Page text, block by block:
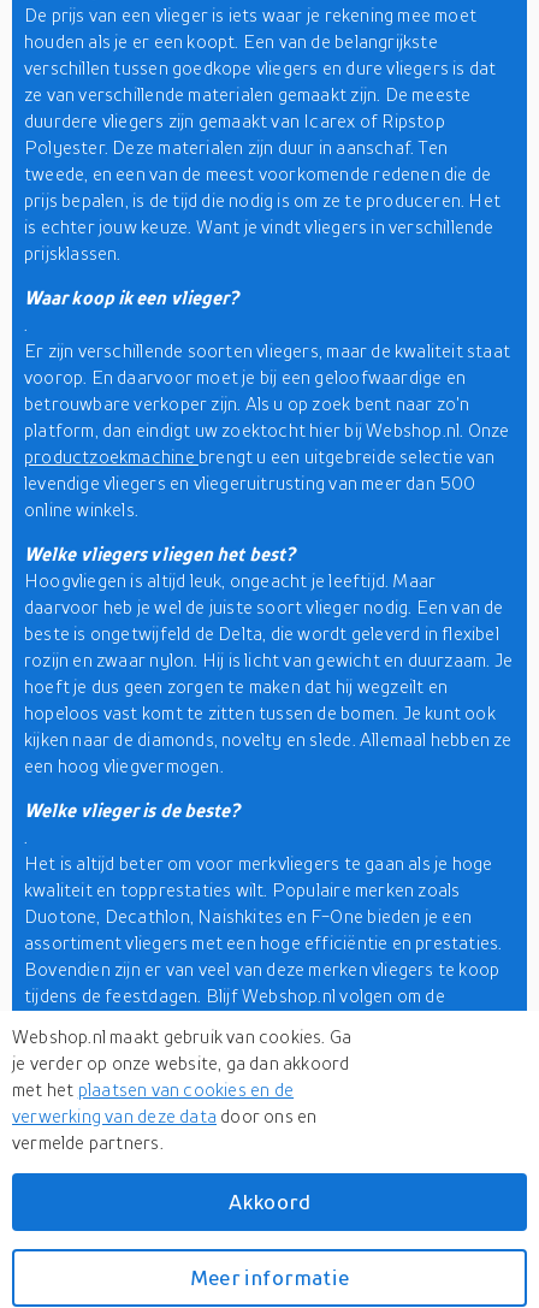
De prijs van een vlieger is iets waar je rekening mee moet
houden als je er een koopt. Een van de belangrijkste
verschillen tussen goedkope vliegers en dure vliegers is dat
ze van verschillende materialen gemaakt zijn. De meeste
duurdere vliegers zijn gemaakt van Icarex of Ripstop
Polyester. Deze materialen zijn duur in aanschaf. Ten
tweede, en een van de meest voorkomende redenen die de
prijs bepalen, is de tijd die nodig is om ze te produceren. Het
is echter jouw keuze. Want je vindt vliegers in verschillende
prijsklassen.
Waar koop ik een vlieger?
Er zijn verschillende soorten vliegers, maar de kwaliteit staat
voorop. En daarvoor moet je bij een geloofwaardige en
betrouwbare verkoper zijn. Als u op zoek bent naar zo'n
platform, dan eindigt uw zoektocht hier bij Webshop.nl. Onze
productzoekmachine brengt u een uitgebreide selectie van
levendige vliegers en vliegeruitrusting van meer dan 500
online winkels.
Welke vliegers vliegen het best?
Hoogvliegen is altijd leuk, ongeacht je leeftijd. Maar
daarvoor heb je wel de juiste soort vlieger nodig. Een van de
beste is ongetwijfeld de Delta, die wordt geleverd in flexibel
rozijn en zwaar nylon. Hij is licht van gewicht en duurzaam. Je
hoeft je dus geen zorgen te maken dat hij wegzeilt en
hopeloos vast komt te zitten tussen de bomen. Je kunt ook
kijken naar de diamonds, novelty en slede. Allemaal hebben ze
een hoog vliegvermogen.
Welke vlieger is de beste?
Het is altijd beter om voor merkvliegers te gaan als je hoge
kwaliteit en topprestaties wilt. Populaire merken zoals
Duotone, Decathlon, Naishkites en F-One bieden je een
assortiment vliegers met een hoge efficiëntie en prestaties.
Bovendien zijn er van veel van deze merken vliegers te koop
tijdens de feestdagen. Blijf Webshop.nl volgen om de
online winkels te ontdekken.
Hoewel we hier de belangrijkste soorten vliegers hebben
besproken, houdt het hier niet op. Als je onze site
doorbladert, leer je nog veel meer modellen kennen. Dus
bekijk ze en anderesports & outdoorproducten hier en maak
de beste keuze voor jezelf.
Webshop.nl maakt gebruik van cookies. Ga
je verder op onze website, ga dan akkoord
met het plaatsen van cookies en de
verwerking van deze data door ons en
vermelde partners.
Akkoord
Meer informatie